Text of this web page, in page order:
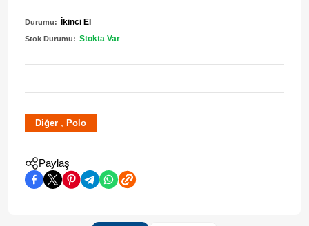
Durumu: İkinci El
Stok Durumu: Stokta Var
Diğer , Polo
Paylaş